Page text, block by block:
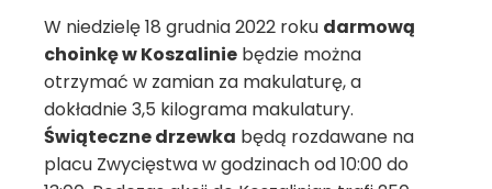
W niedzielę 18 grudnia 2022 roku darmową
choinkę w Koszalinie będzie można
otrzymać w zamian za makulaturę, a
dokładnie 3,5 kilograma makulatury.
Świąteczne drzewka będą rozdawane na
placu Zwycięstwa w godzinach od 10:00 do